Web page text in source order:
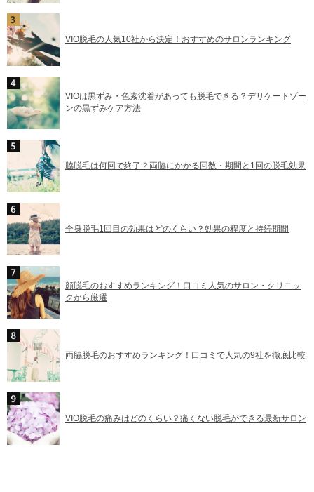
VIO脱毛の人気10社から決定！おすすめのサロンランキング
VIOは黒ずみ・色素沈着があっても脱毛できる？デリケートゾー
ンの黒ずみケア方法
脇脱毛は何回で終了？両脇にかかる回数・期間と1回の脱毛効果
全身脱毛1回目の効果はどのくらい？効果の程度と持続期間
顔脱毛のおすすめランキング！口コミ人気のサロン・クリニッ
クから厳選
両脇脱毛のおすすめランキング！口コミで人気の9社を徹底比較
VIO脱毛の痛みはどのくらい？痛くない脱毛ができる最新サロン